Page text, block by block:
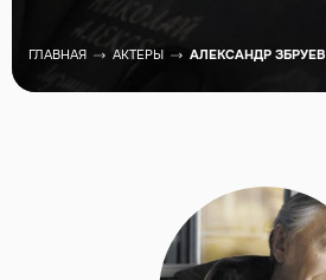
ГЛАВНАЯ АКТЕРЫ АЛЕКСАНДР ЗБРУЕВ